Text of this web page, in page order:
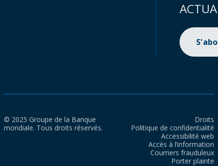
© 2025 Groupe de la Banque
mondiale. Tous droits réservés.
Droits
Politique de confidentialité
Accessibilité web
Accès à l’information
Courriers frauduleux
Porter plainte